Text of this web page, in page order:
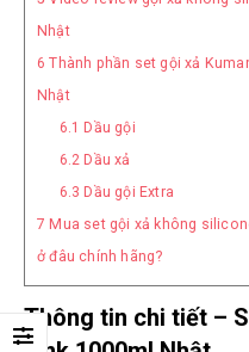
Nhật
6 Thành phần set gội xả
Nhật
6.1 Dầu gội
6.2 Dầu xả
6.3 Dầu gội Extra
7 Mua set gội xả không
ở đâu chính hãng?
Thông tin chi tiết –